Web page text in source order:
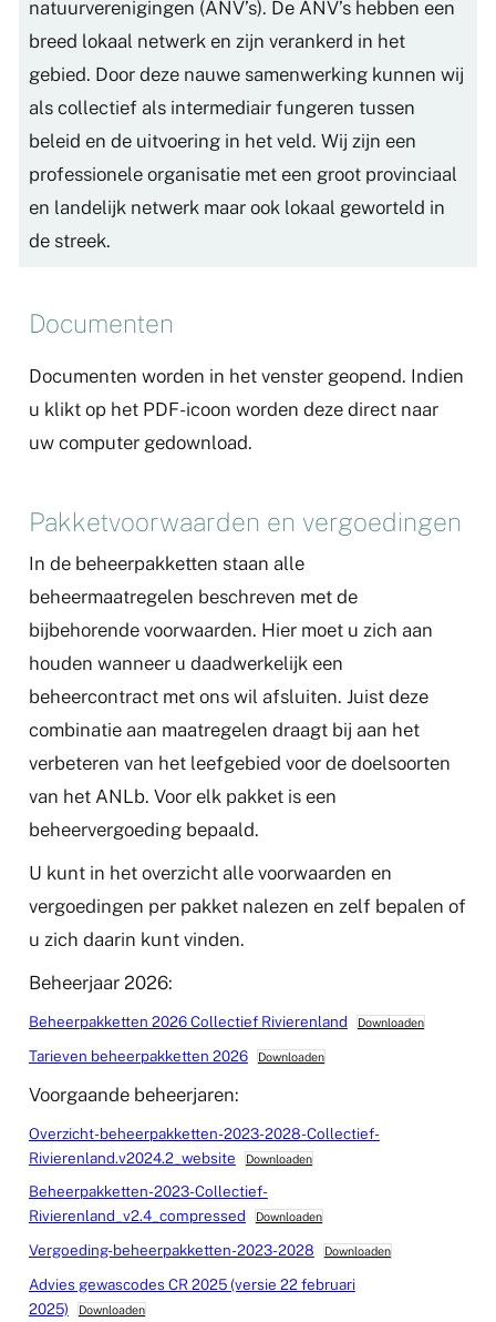
natuurverenigingen (ANV’s). De ANV’s hebben een
breed lokaal netwerk en zijn verankerd in het
gebied. Door deze nauwe samenwerking kunnen wij
als collectief als intermediair fungeren tussen
beleid en de uitvoering in het veld. Wij zijn een
professionele organisatie met een groot provinciaal
en landelijk netwerk maar ook lokaal geworteld in
de streek.
Documenten
Documenten worden in het venster geopend. Indien
u klikt op het PDF-icoon worden deze direct naar
uw computer gedownload.
Pakketvoorwaarden en vergoedingen
In de beheerpakketten staan alle
beheermaatregelen beschreven met de
bijbehorende voorwaarden. Hier moet u zich aan
houden wanneer u daadwerkelijk een
beheercontract met ons wil afsluiten. Juist deze
combinatie aan maatregelen draagt bij aan het
verbeteren van het leefgebied voor de doelsoorten
van het ANLb. Voor elk pakket is een
beheervergoeding bepaald.
U kunt in het overzicht alle voorwaarden en
vergoedingen per pakket nalezen en zelf bepalen of
u zich daarin kunt vinden.
Beheerjaar 2026:
Beheerpakketten 2026 Collectief Rivierenland Downloaden
Tarieven beheerpakketten 2026 Downloaden
Voorgaande beheerjaren:
Overzicht-beheerpakketten-2023-2028-Collectief-
Rivierenland.v2024.2_website
Downloaden
Beheerpakketten-2023-Collectief-
Rivierenland_v2.4_compressed
Downloaden
Vergoeding-beheerpakketten-2023-2028 Downloaden
Advies gewascodes CR 2025 (versie 22 februari
2025)
Downloaden